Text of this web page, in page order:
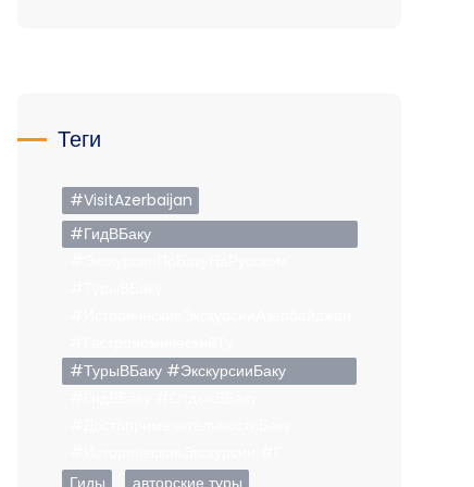
Теги
#VisitAzerbaijan
#ГидВБаку
#ТурыВБаку #ЭкскурсииБаку
Гиды
авторские туры